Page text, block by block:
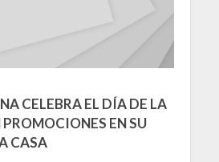
CELEBRA EL DÍA DE LA
EN SU
CASA